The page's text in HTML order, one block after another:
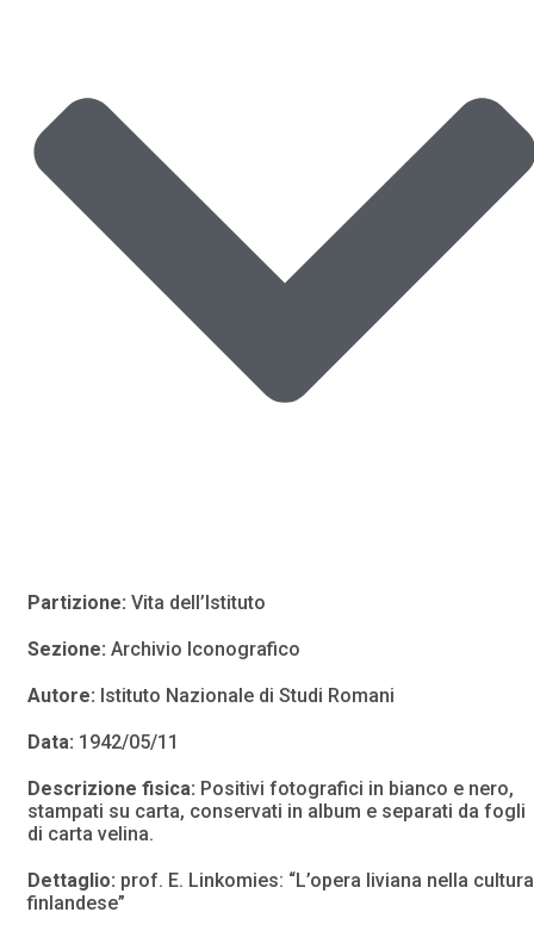
Partizione: Vita dell’Istituto
Sezione: Archivio Iconografico
Autore: Istituto Nazionale di Studi Romani
Data: 1942/05/11
Descrizione fisica: Positivi fotografici in bianco e nero,
stampati su carta, conservati in album e separati da fogli
di carta velina.
Dettaglio: prof. E. Linkomies: “L’opera liviana nella cultura
finlandese”